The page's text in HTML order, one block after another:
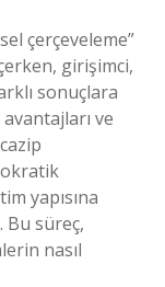
çerçeveleme”
girişimci,
sonuçlara
ve
yapısına
süreç,
nasıl